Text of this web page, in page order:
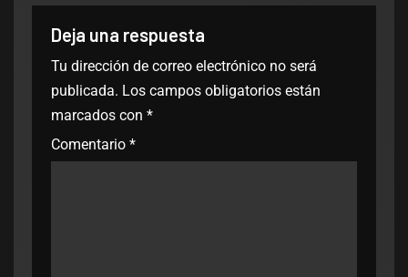
Deja una respuesta
Tu dirección de correo electrónico no será
publicada. Los campos obligatorios están
marcados con *
Comentario *